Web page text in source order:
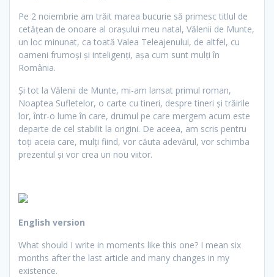
Pe 2 noiembrie am trăit marea bucurie să primesc titlul de
cetăţean de onoare al oraşului meu natal, Vălenii de Munte,
un loc minunat, ca toată Valea Teleajenului, de altfel, cu
oameni frumoşi şi inteligenţi, aşa cum sunt mulţi în
România.
Şi tot la Vălenii de Munte, mi-am lansat primul roman,
Noaptea Sufletelor, o carte cu tineri, despre tineri şi trăirile
lor, într-o lume în care, drumul pe care mergem acum este
departe de cel stabilit la origini. De aceea, am scris pentru
toţi aceia care, mulţi fiind, vor căuta adevărul, vor schimba
prezentul şi vor crea un nou viitor.
English version
What should I write in moments like this one? I mean six
months after the last article and many changes in my
existence.